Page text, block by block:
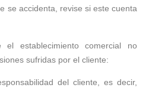
se accidenta, revise si este cuenta
el establecimiento comercial no
sufridas por el cliente:
del cliente, es decir,